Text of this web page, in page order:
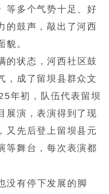
等多个气势十足、好
的鼓声，敲出了河西
貌。
的状态，河西社区鼓
，成了留坝县群众文
年初，队伍代表留坝
展演，表演得到了现
又先后登上留坝县元
等舞台，每次表演都
没有停下发展的脚